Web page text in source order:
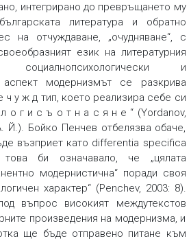
интегрирано до превръщането му
литература и обратно
на отчуждаване, „очудняване“, с
език на литературния
и
аспект модернизмът се разкрива
ч у ж д тип, което реализира себе си
о г и с ъ о т н а с я н е “ (Yordanov,
Й.). Бойко Пенчев отбелязва обаче,
възприет като differentia specifica
би означавало, че „цялата
модернистична“ поради своя
характер“ (Penchev, 2003: 8).
въпрос високият междутекстов
произведения на модернизма, и
ще бъде отправено питане към